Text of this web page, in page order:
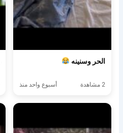
الحر وسنينه
2 مشاهدة أسبوع واحد منذ